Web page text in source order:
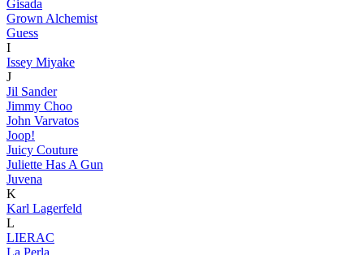
Gisada
Grown Alchemist
Guess
I
Issey Miyake
J
Jil Sander
Jimmy Choo
John Varvatos
Joop!
Juicy Couture
Juliette Has A Gun
Juvena
K
Karl Lagerfeld
L
LIERAC
La Perla